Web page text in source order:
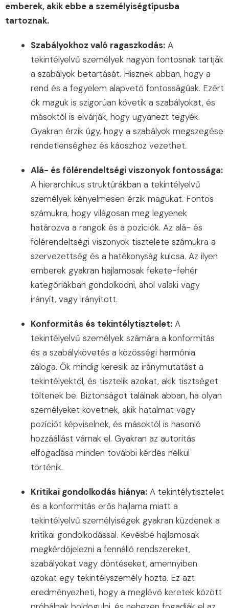
emberek, akik ebbe a személyiségtípusba
tartoznak.
Szabályokhoz való ragaszkodás: A
tekintélyelvű személyek nagyon fontosnak tartják
a szabályok betartását. Hisznek abban, hogy a
rend és a fegyelem alapvető fontosságúak. Ezért
ők maguk is szigorúan követik a szabályokat, és
másoktól is elvárják, hogy ugyanezt tegyék.
Gyakran érzik úgy, hogy a szabályok megszegése
rendetlenséghez és káoszhoz vezethet.
Alá- és fölérendeltségi viszonyok fontossága:
A hierarchikus struktúrákban a tekintélyelvű
személyek kényelmesen érzik magukat. Fontos
számukra, hogy világosan meg legyenek
határozva a rangok és a pozíciók. Az alá- és
fölérendeltségi viszonyok tisztelete számukra a
szervezettség és a hatékonyság kulcsa. Az ilyen
emberek gyakran hajlamosak fekete-fehér
kategóriákban gondolkodni, ahol valaki vagy
irányít, vagy irányított.
Konformitás és tekintélytisztelet: A
tekintélyelvű személyek számára a konformitás
és a szabálykövetés a közösségi harmónia
záloga. Ők mindig keresik az iránymutatást a
tekintélyektől, és tisztelik azokat, akik tisztséget
töltenek be. Biztonságot találnak abban, ha olyan
személyeket követnek, akik hatalmat vagy
pozíciót képviselnek, és másoktól is hasonló
hozzáállást várnak el. Gyakran az autoritás
elfogadása minden további kérdés nélkül
történik.
Kritikai gondolkodás hiánya: A tekintélytisztelet
és a konformitás erős hajlama miatt a
tekintélyelvű személyiségek gyakran küzdenek a
kritikai gondolkodással. Kevésbé hajlamosak
megkérdőjelezni a fennálló rendszereket,
szabályokat vagy döntéseket, amennyiben
azokat egy tekintélyszemély hozta. Ez azt
eredményezheti, hogy a meglévő keretek között